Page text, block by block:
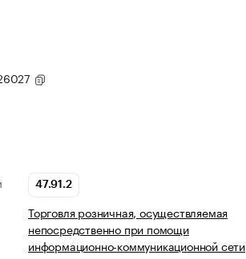
47.91.2
Торговля розничная, осуществляемая
непосредственно при помощи
информационно-коммуникационной сети